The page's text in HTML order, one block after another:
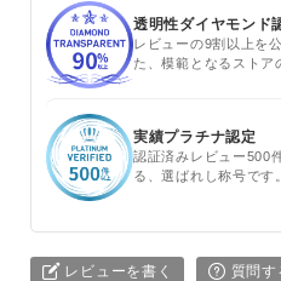
透明性ダイヤモンド
レビューの9割以上を
た、模範となるストア
実績プラチナ認定
認証済みレビュー500
る、選ばれし称号です。
レビューを書く 質問す